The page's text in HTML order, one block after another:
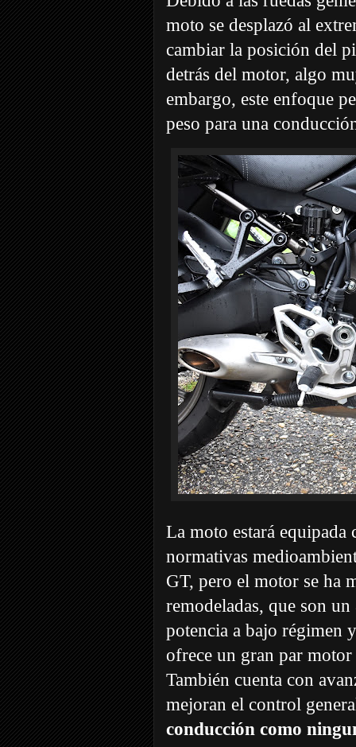
moto se desplazó al
cambiar la posición del
detrás del motor, algo
embargo, este enfoque
peso para una
La moto estará
normativas
GT, pero el motor se ha
remodeladas, que son
potencia a bajo régimen
ofrece un gran par
También cuenta con
mejoran el control
conducción como